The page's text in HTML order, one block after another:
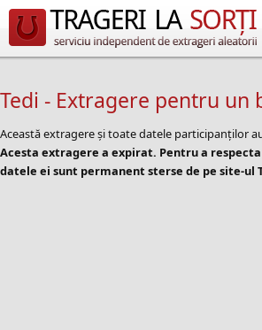
Tedi - Extragere pentru un
Această extragere și toate datele participanților
Acesta extragere a expirat. Pentru a
datele ei sunt permanent sterse de pe site-ul